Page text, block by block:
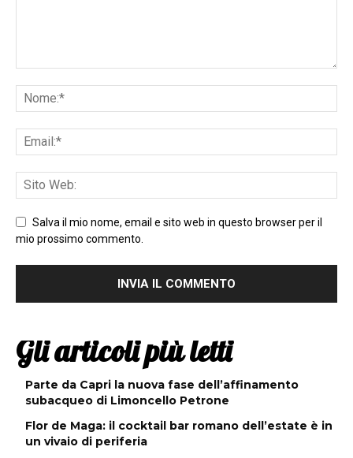
Salva il mio nome, email e sito web in questo browser per il
mio prossimo commento.
Gli articoli più letti
Parte da Capri la nuova fase dell’affinamento
subacqueo di Limoncello Petrone
Flor de Maga: il cocktail bar romano dell’estate è in
un vivaio di periferia